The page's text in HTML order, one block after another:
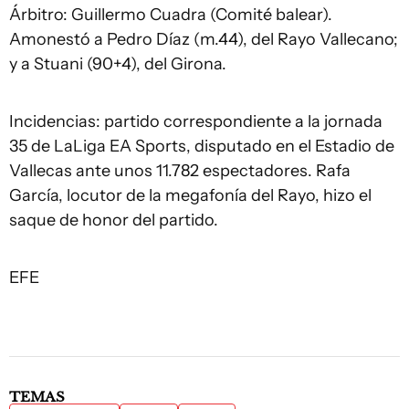
Árbitro: Guillermo Cuadra (Comité balear).
Amonestó a Pedro Díaz (m.44), del Rayo Vallecano;
y a Stuani (90+4), del Girona.
Incidencias: partido correspondiente a la jornada
35 de LaLiga EA Sports, disputado en el Estadio de
Vallecas ante unos 11.782 espectadores. Rafa
García, locutor de la megafonía del Rayo, hizo el
saque de honor del partido.
EFE
TEMAS